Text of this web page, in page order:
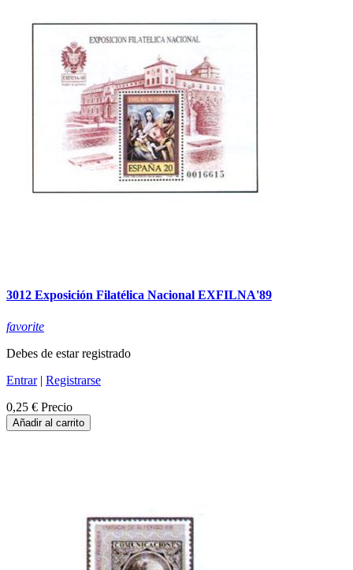
3012 Exposición Filatélica Nacional EXFILNA'89
favorite
Debes de estar registrado
Entrar| Registrarse
0,25 € Precio
Añadir al carrito